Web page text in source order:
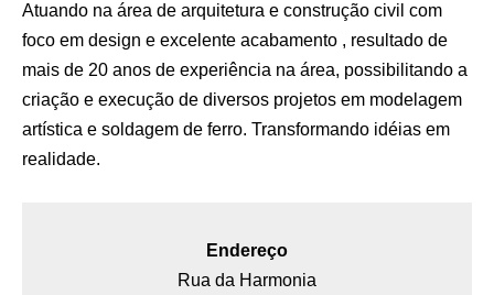
Atuando na área de arquitetura e construção civil com
foco em design e excelente acabamento , resultado de
mais de 20 anos de experiência na área, possibilitando a
criação e execução de diversos projetos em modelagem
artística e soldagem de ferro. Transformando idéias em
realidade.
Endereço
Rua da Harmonia